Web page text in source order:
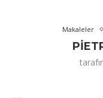
Makaleler